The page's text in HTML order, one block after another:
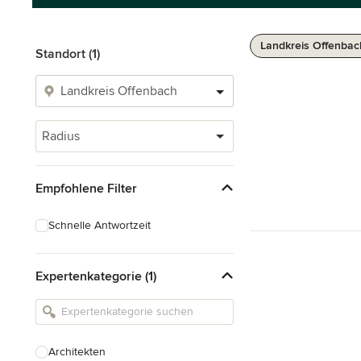
Standort (1)
Radius
Empfohlene Filter
Schnelle Antwortzeit
Expertenkategorie (1)
Architekten
Landkreis